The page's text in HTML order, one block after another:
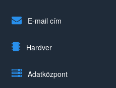
E-mail cím
Hardver
Adatközpont